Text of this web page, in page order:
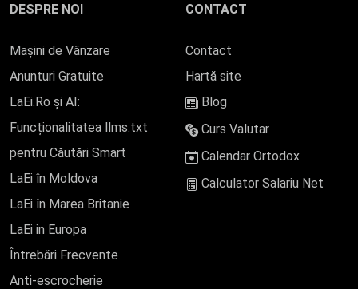
DESPRE NOI
Mașini de Vânzare
Anunturi Gratuite
LaEi.Ro și AI:
Funcționalitatea llms.txt
pentru Căutări Smart
LaEi în Moldova
LaEi în Marea Britanie
LaEi in Europa
Întrebări Frecvente
Anti-escrocherie
CONTACT
Contact
Hartă site
Blog
Curs Valutar
Calendar Ortodox
Calculator Salariu Net